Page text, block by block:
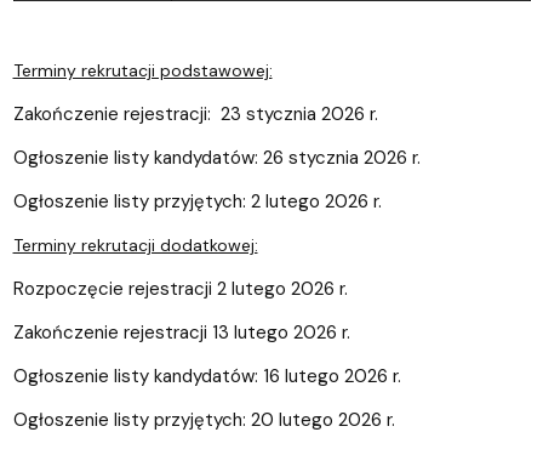
Terminy rekrutacji podstawowej:
Zakończenie rejestracji: 23 stycznia 2026 r.
Ogłoszenie listy kandydatów: 26 stycznia 2026 r.
Ogłoszenie listy przyjętych: 2 lutego 2026 r.
Terminy rekrutacji dodatkowej:
Rozpoczęcie rejestracji 2 lutego 2026 r.
Zakończenie rejestracji 13 lutego 2026 r.
Ogłoszenie listy kandydatów: 16 lutego 2026 r.
Ogłoszenie listy przyjętych: 20 lutego 2026 r.